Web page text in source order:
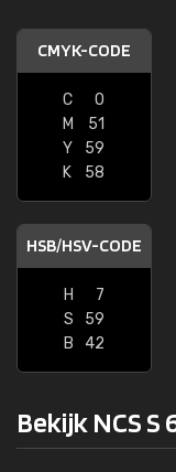
CMYK-CODE
C
0
M
51
Y
59
K
58
HSB/HSV-CODE
H
7
S
59
B
42
Bekijk NCS